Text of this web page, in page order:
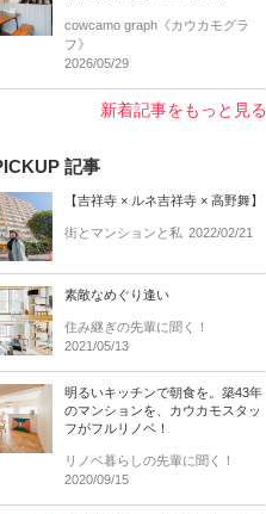
cowcamo graph《カウカモグラ
フ》
2026/05/29
新着記事をもっと見る
記事
【吉祥寺 × ルネ吉祥寺 × 高野舞】
街とマンションと私 2022/02/21
素敵なめぐり逢い
住み継ぎの先輩に聞く！
2021/05/13
明るいキッチンで朝食を。築43年
のマンションを、カウカモスタッ
フがフルリノベ！
リノベ暮らしの先輩に聞く！
2020/09/15